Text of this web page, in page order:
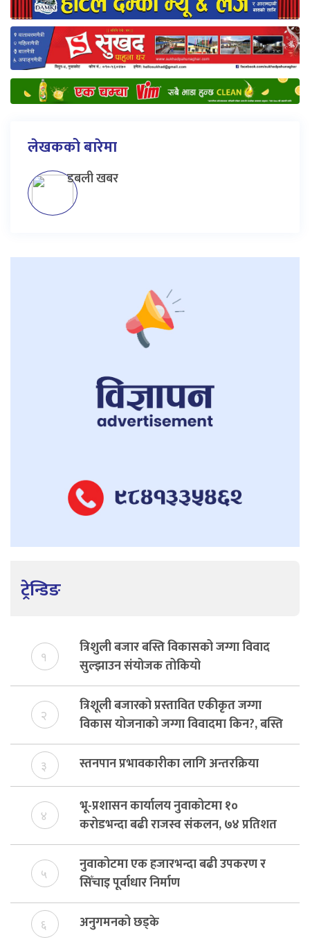
लेखकको बारेमा
डबली खबर
ट्रेन्डिङ
१
त्रिशुली बजार बस्ति विकासको जग्गा विवाद
सुल्झाउन संयोजक तोकियो
२
त्रिशूली बजारको प्रस्तावित एकीकृत जग्गा
विकास योजनाको जग्गा विवादमा किन?, बस्ति
विकास दर्ता नभए समिति विघटन हुने
३ स्तनपान प्रभावकारीका लागि अन्तरक्रिया
४
भू-प्रशासन कार्यालय नुवाकोटमा १०
करोडभन्दा बढी राजस्व संकलन, ७४ प्रतिशत
बेरुजु फर्छयौट
५
नुवाकोटमा एक हजारभन्दा बढी उपकरण र
सिँचाइ पूर्वाधार निर्माण
६ अनुगमनको छड्के